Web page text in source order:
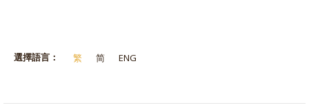
選擇語言： 繁 简 ENG